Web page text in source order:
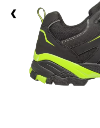
Outdoor
Vapaa-ajan kengät
Tactical